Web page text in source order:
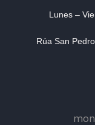
Lunes –
Rúa San